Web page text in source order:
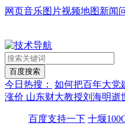
网页音乐图片视频地图新闻
今日热搜： 如何把百年大党
涨价 山东财大教授刘海明逝
百度支持一下 十堰